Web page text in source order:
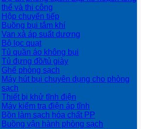
thể và thi công
Hộp chuyển tiếp
Buồng bụi tắm khí
Van xả áp suất dương
Bộ lọc quạt
Tủ quần áo không bụi
Tủ đựng đồ/tủ giày
Ghế phòng sạch
Máy hút bụi chuyên dụng cho phòng
sạch
Thiết bị khử tĩnh điện
Máy kiểm tra điện áp tĩnh
Bồn làm sạch hóa chất PP
Buồng vận hành phòng sạch